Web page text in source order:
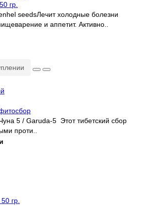
гр.
seedsЛечит холодные болезни
и аппетит. Активно..
5 / Garuda-5 Этот тибетский сбор
проти..